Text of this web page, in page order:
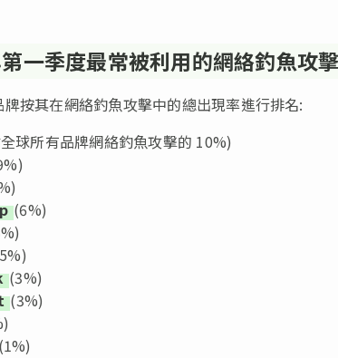
一季度最常被利用的網絡釣魚攻
按其在網絡釣魚攻擊中的總出現率進行排名:
球所有品牌網絡釣魚攻擊的 10%)
(6%)
(3%)
(3%)